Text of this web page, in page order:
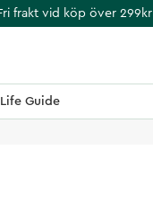
frakt vid köp över 299kr
Life Guide